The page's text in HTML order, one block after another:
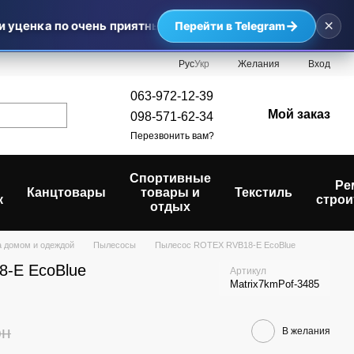
по очень приятным ценам — самые выгодные
Перейти в Telegram→ ×
РусУкр Желания Вход
063-972-12-39
098-571-62-34
Перезвонить вам?
Мой заказ
Канцтовары
Спортивные
товары и
отдых
Текстиль
домом и одеждой Пылесосы Пылесос ROTEX RVB18-E EcoBlue
E EcoBlue Артикул
Matrix7kmPof-3485
В желания